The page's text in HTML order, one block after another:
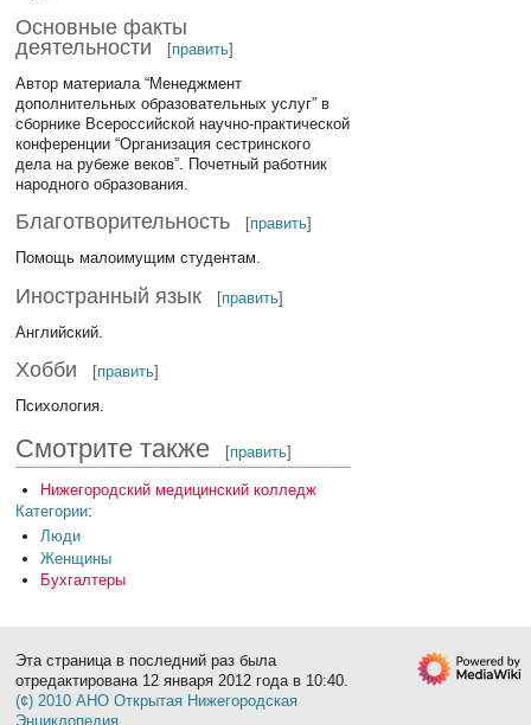
Основные факты
деятельности
[править]
Автор материала “Менеджмент
дополнительных образовательных услуг” в
сборнике Всероссийской научно-практической
конференции “Организация сестринского
дела на рубеже веков”. Почетный работник
народного образования.
Благотворительность [править]
Помощь малоимущим студентам.
Иностранный язык [править]
Английский.
Хобби [править]
Психология.
Смотрите также [править]
Нижегородский медицинский колледж
Категории:
Люди
Женщины
Бухгалтеры
Эта страница в последний раз была
отредактирована 12 января 2012 года в 10:40.
(¢) 2010 АНО Открытая Нижегородская
Энциклопедия